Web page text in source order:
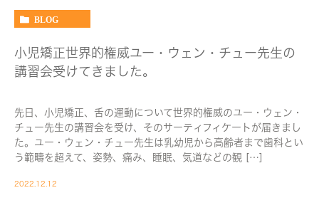
BLOG
小児矯正世界的権威ユー・ウェン・チュー先生の
講習会受けてきました。
先日、小児矯正、舌の運動について世界的権威のユー・ウェン・
チュー先生の講習会を受け、そのサーティフィケートが届きまし
た。ユー・ウェン・チュー先生は乳幼児から高齢者まで歯科とい
う範疇を超えて、姿勢、痛み、睡眠、気道などの観 […]
2022.12.12